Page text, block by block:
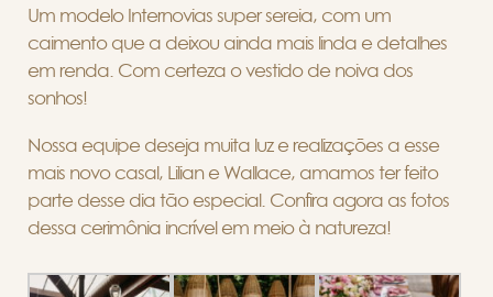
Um modelo Internovias super sereia, com um
caimento que a deixou ainda mais linda e detalhes
em renda. Com certeza o vestido de noiva dos
sonhos!
Nossa equipe deseja muita luz e realizações a esse
mais novo casal, Lilian e Wallace, amamos ter feito
parte desse dia tão especial. Confira agora as fotos
dessa cerimônia incrível em meio à natureza!